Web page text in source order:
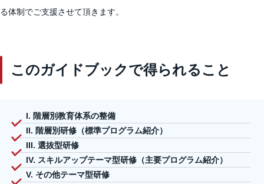
る体制でご支援させて頂きます。
このガイドブックで得られること
I. 階層別教育体系の整備
II. 階層別研修（標準プログラム紹介）
III. 選抜型研修
IV. スキルアップテーマ型研修（主要プログラム紹介）
V. その他テーマ型研修